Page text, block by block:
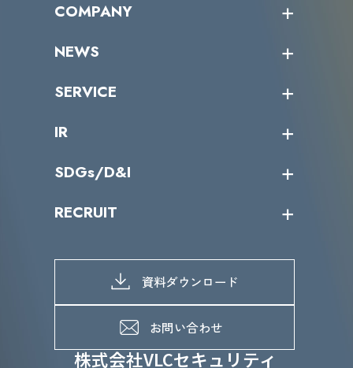
株式会社VLCセキュリティ
受講者の声
COMPANY
トップメッセージ
ミッション／ビジョン
パートナー企業一覧
NEWS
サイバーニュース
SERVICE
カテゴリー別サービス一覧
IR
IRカレンダー
IRライブラリー
よくあるご質問
SDGs/D&I
当グループのマテリアリティ
SDGs推進体制
D&Iの取り組み
RECRUIT
募集職種一覧
メッセージ
メンバーインタビュー
資料ダウンロード
お問い合わせ